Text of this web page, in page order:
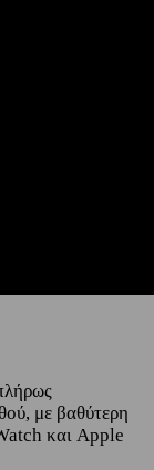
με βαθύτερη
και Apple